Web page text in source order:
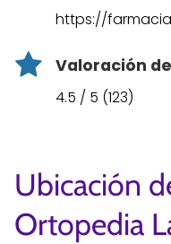
https://
Valoración
4.5 / 5 (123)
Ubicación
Ortopedia